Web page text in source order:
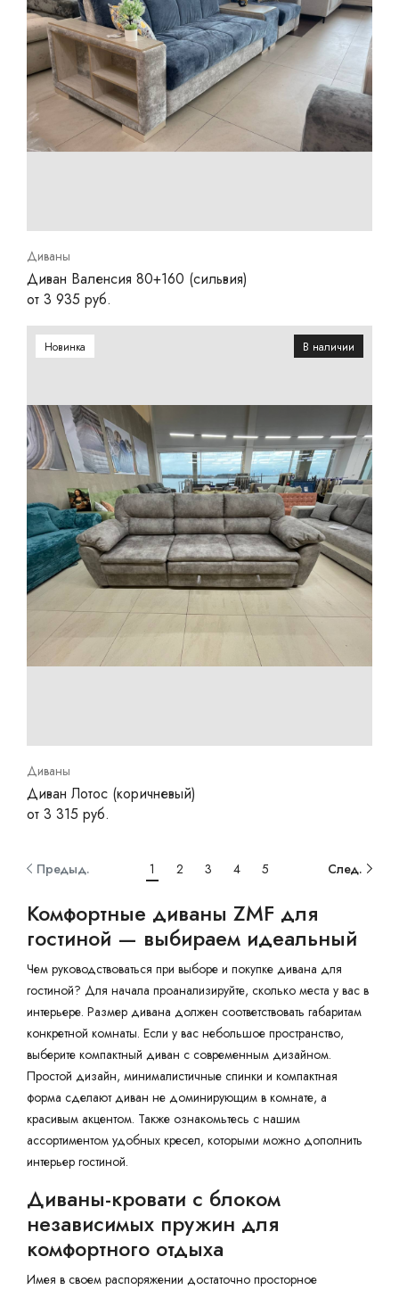
Диваны
Диван Валенсия 80+160 (сильвия)
от 3 935 руб.
Диваны
Диван Лотос (коричневый)
от 3 315 руб.
Новинка В наличии
Предыд. 1 2 3 4 5 След.
Комфортные диваны ZMF для
гостиной — выбираем идеальный
Чем руководствоваться при выборе и покупке дивана для
гостиной? Для начала проанализируйте, сколько места у вас в
интерьере. Размер дивана должен соответствовать габаритам
конкретной комнаты. Если у вас небольшое пространство,
выберите компактный диван с современным дизайном.
Простой дизайн, минималистичные спинки и компактная
форма сделают диван не доминирующим в комнате, а
красивым акцентом. Также ознакомьтесь с нашим
ассортиментом удобных кресел, которыми можно дополнить
интерьер гостиной.
Диваны-кровати с блоком
независимых пружин для
комфортного отдыха
Имея в своем распоряжении достаточно просторное